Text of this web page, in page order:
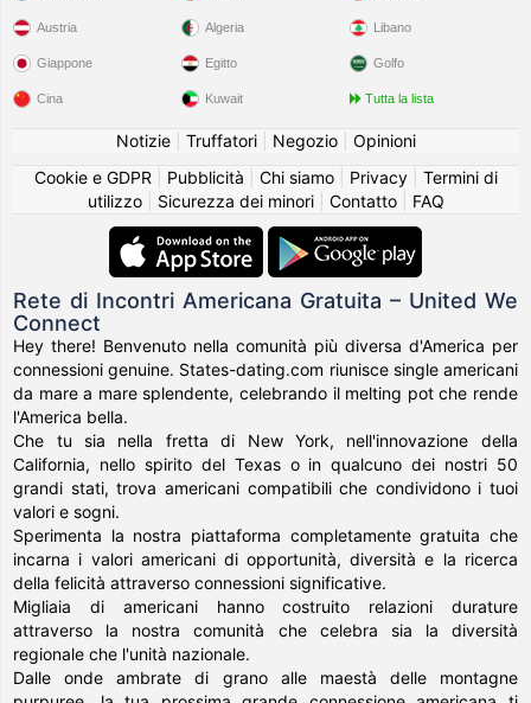
Austria
Giappone
Cina
Algeria
Egitto
Kuwait
Libano
Golfo
Tutta la lista
Notizie| Truffatori| Negozio| Opinioni
Cookie e GDPR
Pubblicità Chi siamo| Privacy| Termini di
utilizzo| Sicurezza dei minori| Contatto| FAQ
Rete di Incontri Americana Gratuita – United We
Connect
Hey there! Benvenuto nella comunità più diversa d'America per
connessioni genuine. States-dating.com riunisce single americani
da mare a mare splendente, celebrando il melting pot che rende
l'America bella.
Che tu sia nella fretta di New York, nell'innovazione della
California, nello spirito del Texas o in qualcuno dei nostri 50
grandi stati, trova americani compatibili che condividono i tuoi
valori e sogni.
Sperimenta la nostra piattaforma completamente gratuita che
incarna i valori americani di opportunità, diversità e la ricerca
della felicità attraverso connessioni significative.
Migliaia di americani hanno costruito relazioni durature
attraverso la nostra comunità che celebra sia la diversità
regionale che l'unità nazionale.
Dalle onde ambrate di grano alle maestà delle montagne